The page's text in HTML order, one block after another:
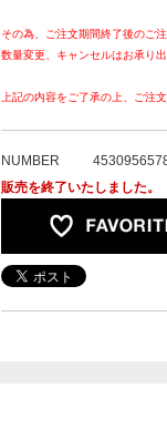
その為、ご注文期間終了後のご注
数量変更、キャンセルはお承り出
上記の内容をご了承の上、ご注
NUMBER
販売を終了いたしました。